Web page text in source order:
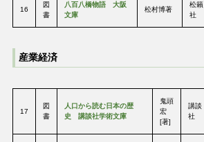
16
図
書
八百八橋物語 大阪
文庫
松村博著
松籟
社
産業経済
17
図
書
人口から読む日本の歴
史 講談社学術文庫
鬼頭
宏
[著]
講談
社